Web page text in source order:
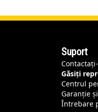
Suport
Găsiți
Centrul
Garanție
Întrebare